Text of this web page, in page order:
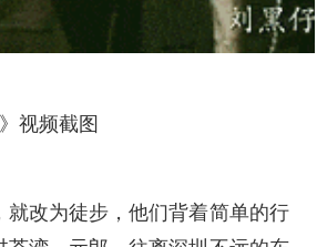
视频截图
就改为徒步，他们背着简单的行